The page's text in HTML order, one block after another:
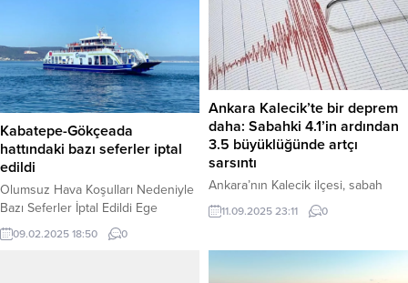
Mücadele (TEM) Şube Müdürlüğü
ekiplerince yürütülen çalışmalar
sonucunda, şüphelilerin
FETÖ’nün...
vatandaşa ve ailelerine ulaşarak
aile bütünlüğünün korunmasına ve
güçlenmesine katkıda bulunuyor.
Aile ve Sosyal Hizmetler Bakanı
Derya Yanık...
Kabatepe-Gökçeada
hattındaki bazı seferler iptal
edildi
Olumsuz Hava Koşulları Nedeniyle
Bazı Seferler İptal Edildi Ege
Denizi’nin kuzeyinde etkili olan
olumsuz hava koşulları, Kabatepe-
09.02.2025 18:50 0
Ankara Kalecik’te bir deprem
daha: Sabahki 4.1’in ardından
3.5 büyüklüğünde artçı
sarsıntı
Ankara’nın Kalecik ilçesi, sabah
saatlerinde yaşanan 4.1
büyüklüğündeki depremin
sarsıntıyla daha sallandı. AFAD, son
11.09.2025 23:11 0